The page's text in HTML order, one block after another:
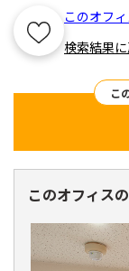
このオフ
検索結果
こ
このオフィス